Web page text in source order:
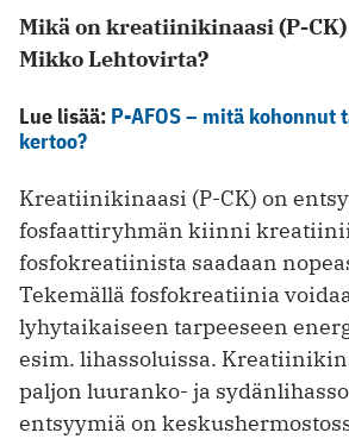
Mikä on kreatiinikinaasi (P-
Mikko Lehtovirta?
Lue lisää: P-AFOS – mitä kohonnut
kertoo?
Kreatiinikinaasi (P-CK) on
fosfaattiryhmän kiinni
fosfokreatiinista saadaan
Tekemällä fosfokreatiinia
lyhytaikaiseen tarpeeseen
esim. lihassoluissa.
paljon luuranko- ja
entsyymiä on